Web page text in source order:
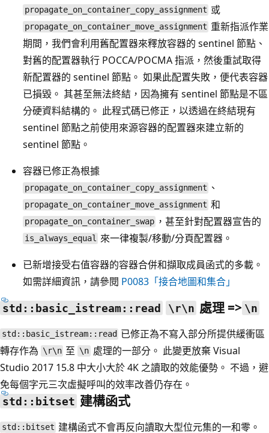
propagate_on_container_copy_assignment 或
propagate_on_container_move_assignment 重新指派作業
期間，我們會利用舊配置器來釋放容器的 sentinel 節點、
對舊的配置器執行 POCCA/POCMA 指派，然後重試取得
新配置器的 sentinel 節點。 如果此配置失敗，便代表容器
已損毀。 其甚至無法終結，因為擁有 sentinel 節點是不區
分硬資料結構的。 此程式碼已修正，以透過在終結現有
sentinel 節點之前使用來源容器的配置器來建立新的
sentinel 節點。
容器已修正為根據
propagate_on_container_copy_assignment 、
propagate_on_container_move_assignment 和
propagate_on_container_swap ，甚至針對配置器宣告的
is_always_equal 來一律複製/移動/分頁配置器。
已新增接受右值容器的容器合併和擷取成員函式的多載。
如需詳細資訊，請參閱 P0083「接合地圖和集合」
std::basic_istream::read \r\n 處理 => \n
std::basic_istream::read 已修正為不寫入部分所提供緩衝區
轉存作為 \r\n 至 \n處理的一部分。 此變更放棄 Visual
Studio 2017 15.8 中大小大於 4K 之讀取的效能優勢。 不過，避
免每個字元三次虛擬呼叫的效率改善仍存在。
std::bitset 建構函式
std::bitset 建構函式不會再反向讀取大型位元集的一和零。